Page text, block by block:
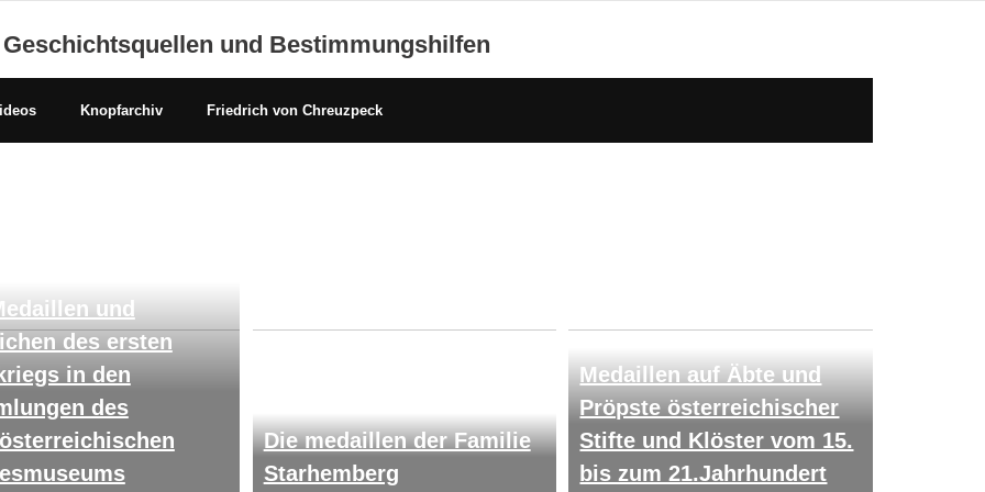
Geschichtsquellen und Bestimmungshilfen
Knopfarchiv Friedrich von Chreuzpeck
und
des ersten
in den
des
Die medaillen der Familie
Starhemberg
Medaillen auf Äbte und
Pröpste österreichischer
Stifte und Klöster vom 15.
bis zum 21.Jahrhundert